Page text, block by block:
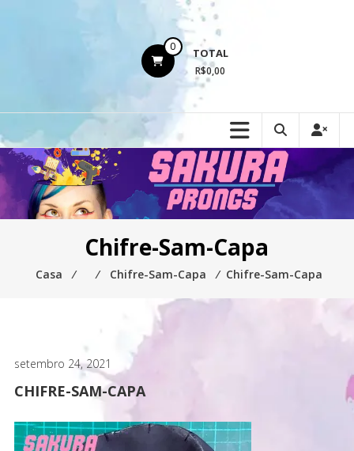
0 TOTAL
R$0,00
Chifre-Sam-Capa
Casa ⁄ ⁄ Chifre-Sam-Capa ⁄ Chifre-Sam-Capa
setembro 24, 2021
CHIFRE-SAM-CAPA